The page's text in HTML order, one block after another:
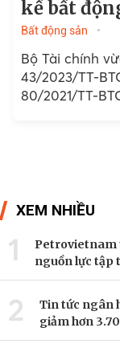
kế bất
Bất động sản
Bộ Tài chính
43/2023/TT-
80/2021/TT-
XEM NHIỀU
1
Petrovietnam
nguồn lực tập
2
Tin tức ngân
giảm hơn